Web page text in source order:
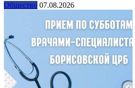
Общество 07.08.2026